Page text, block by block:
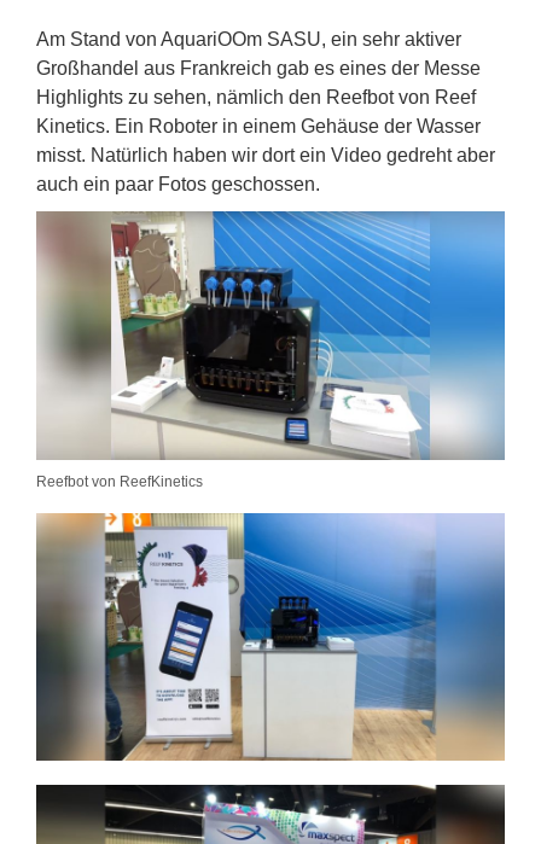
Am Stand von AquariOOm SASU, ein sehr aktiver
Großhandel aus Frankreich gab es eines der Messe
Highlights zu sehen, nämlich den Reefbot von Reef
Kinetics. Ein Roboter in einem Gehäuse der Wasser
misst. Natürlich haben wir dort ein Video gedreht aber
auch ein paar Fotos geschossen.
Reefbot von ReefKinetics